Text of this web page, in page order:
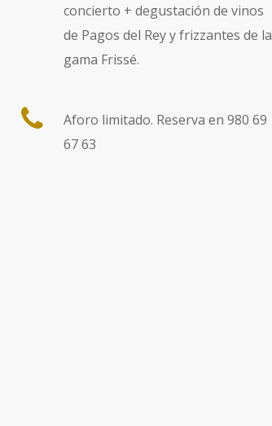
concierto + degustación de vinos
de Pagos del Rey y frizzantes de la
gama Frissé.
Aforo limitado. Reserva en 980 69
67 63